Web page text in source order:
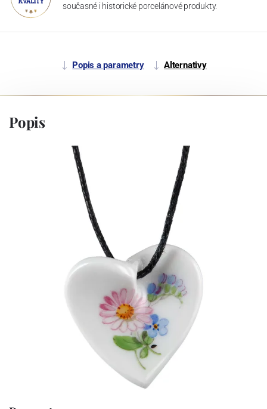
současné i historické porcelánové produkty.
Popis a parametry Alternativy
Popis